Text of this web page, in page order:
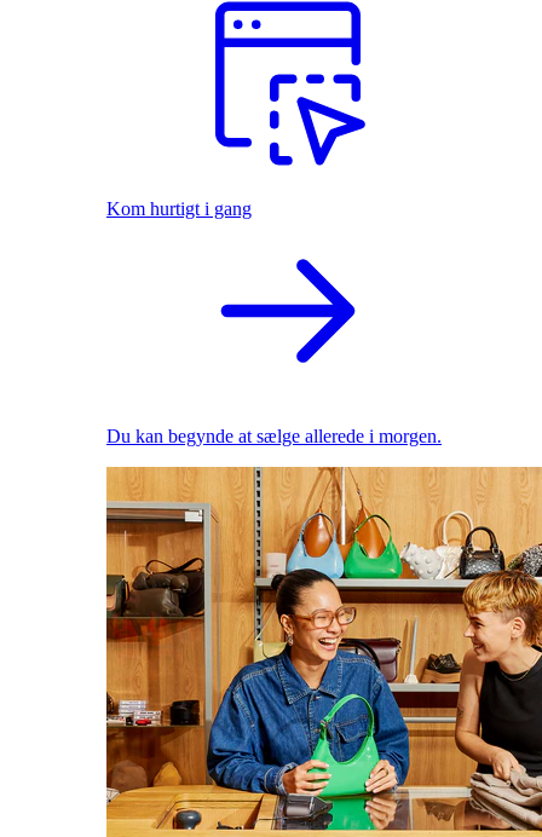
Kom hurtigt i gang
Du kan begynde at sælge allerede i morgen.